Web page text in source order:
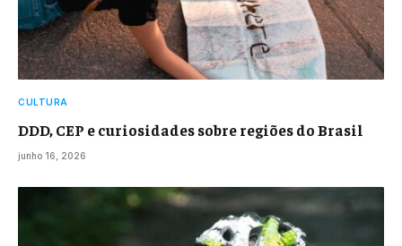
CULTURA
DDD, CEP e curiosidades sobre regiões do Brasil
junho 16, 2026